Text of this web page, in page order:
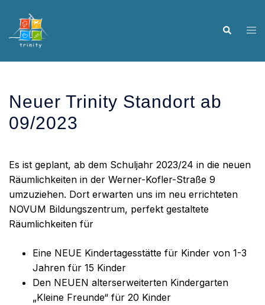
content
Search
Neuer Trinity Standort ab
09/2023
Es ist geplant, ab dem Schuljahr 2023/24 in die neuen
Räumlichkeiten in der Werner-Kofler-Straße 9
umzuziehen. Dort erwarten uns im neu errichteten
NOVUM Bildungszentrum, perfekt gestaltete
Räumlichkeiten für
Eine NEUE Kindertagesstätte für Kinder von 1-3
Jahren für 15 Kinder
Den NEUEN alterserweiterten Kindergarten
„Kleine Freunde“ für 20 Kinder